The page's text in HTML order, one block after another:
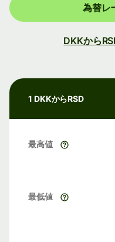
為替レ
DKKから
1 DKKからRSD
最高値
最低値